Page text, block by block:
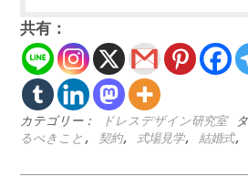
共有：
カテゴリー： ドレスデザイン研究室
るべきこと , 契約, 式場見学, 結婚式,